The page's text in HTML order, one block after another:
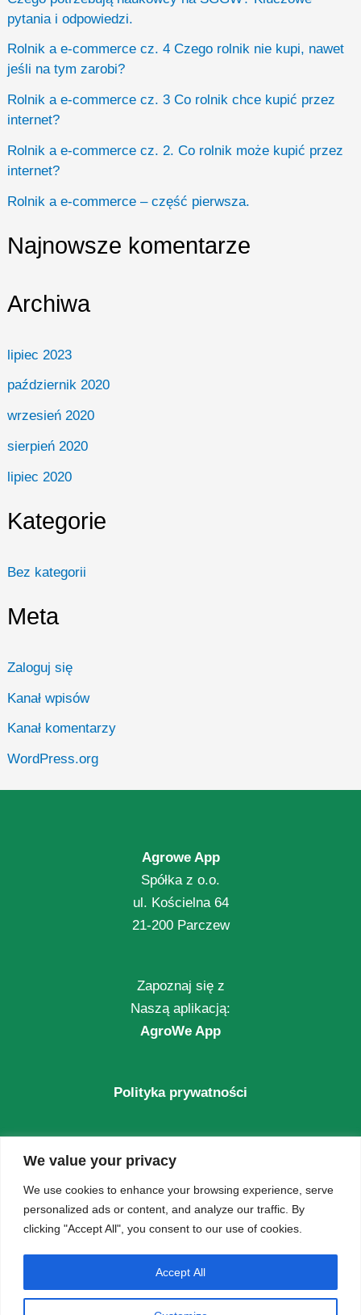
We value your privacy
We use cookies to enhance your browsing experience, serve
personalized ads or content, and analyze our traffic. By
clicking "Accept All", you consent to our use of cookies.
Accept All
c
f
r
:
pytania i odpowiedzi.
Rolnik a e-commerce cz. 4 Czego rolnik nie kupi, nawet
jeśli na tym zarobi?
Rolnik a e-commerce cz. 3 Co rolnik chce kupić przez
internet?
Rolnik a e-commerce cz. 2. Co rolnik może kupić przez
internet?
Rolnik a e-commerce – część pierwsza.
Najnowsze komentarze
Archiwa
lipiec 2023
październik 2020
wrzesień 2020
sierpień 2020
lipiec 2020
Kategorie
Bez kategorii
Meta
Zaloguj się
Kanał wpisów
Kanał komentarzy
WordPress.org
Agrowe App
Spółka z o.o.
ul. Kościelna 64
21-200 Parczew
Zapoznaj się z
Naszą aplikacją:
AgroWe App
Polityka prywatności
Strona główna
O Nas
Klaster